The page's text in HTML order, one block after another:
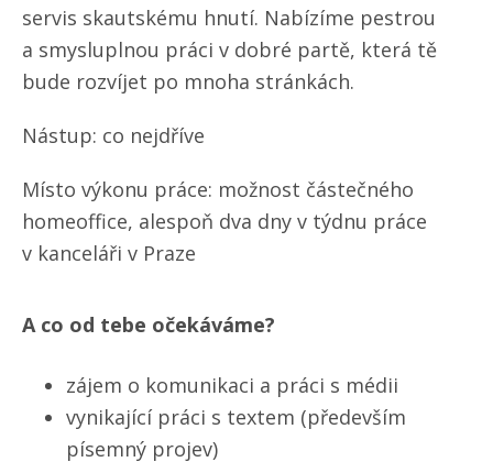
servis skautskému hnutí. Nabízíme pestrou
a smysluplnou práci v dobré partě, která tě
bude rozvíjet po mnoha stránkách.
Nástup: co nejdříve
Místo výkonu práce: možnost částečného
homeoffice, alespoň dva dny v týdnu práce
v kanceláři v Praze
A co od tebe očekáváme?
zájem o komunikaci a práci s médii
vynikající práci s textem (především
písemný projev)